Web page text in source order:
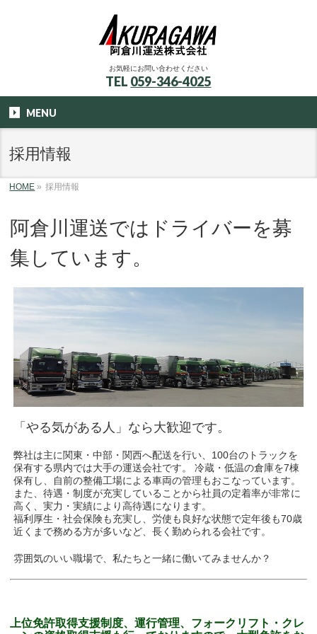
お気軽にお問い合わせください
TEL 059-346-4025
MENU
採用情報
HOME » 採用情報
阿倉川運送ではドライバーを募
集しています。
「やる気がある人」なら大歓迎です。
弊社は主に関東・中部・関西へ配送を行い、100台のトラックを
保有する県内では大手の運送会社です。 冷蔵・低温の倉庫を7棟
保有し、自前の整備工場による車両の管理もおこなっています。
また、待遇・制度が充実していることから社員の定着率が非常に
高く、実力・実績により高待遇になります。
福利厚生・社会保険も充実し、労使も良好な状態で定年後も70歳
近くまで務める方が多いなど、長く勤められる会社です。
雰囲気のいい職場で、私たちと一緒に働いてみませんか？
上位免許取得支援制度、運行管理、フォークリフト・クレ